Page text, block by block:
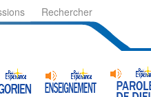
Rechercher